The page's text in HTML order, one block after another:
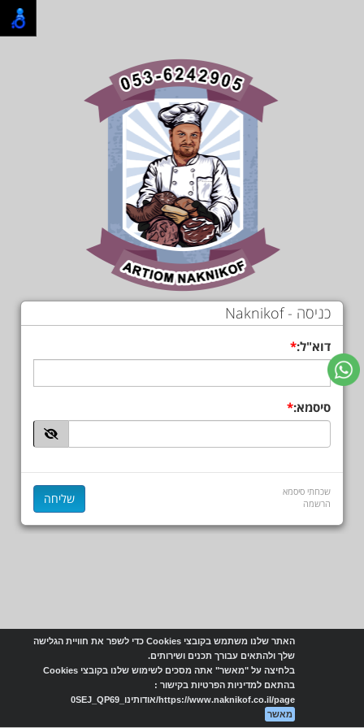
כניסה - Naknikof
דוא"ל:
סיסמא:
שכחתי סיסמא
הרשמה
האתר שלנו משתמש בקובצי Cookies כדי לשפר את חוויית הגלישה
שלך ולהתאים עבורך תכנים ושירותים.
בלחיצה על "מאשר" אתה מסכים לשימוש שלנו בקובצי Cookies
בהתאם למדיניות הפרטיות בקישור :
https://www.naknikof.co.il/page/אודותינו_0SEJ_QP69
מאשר